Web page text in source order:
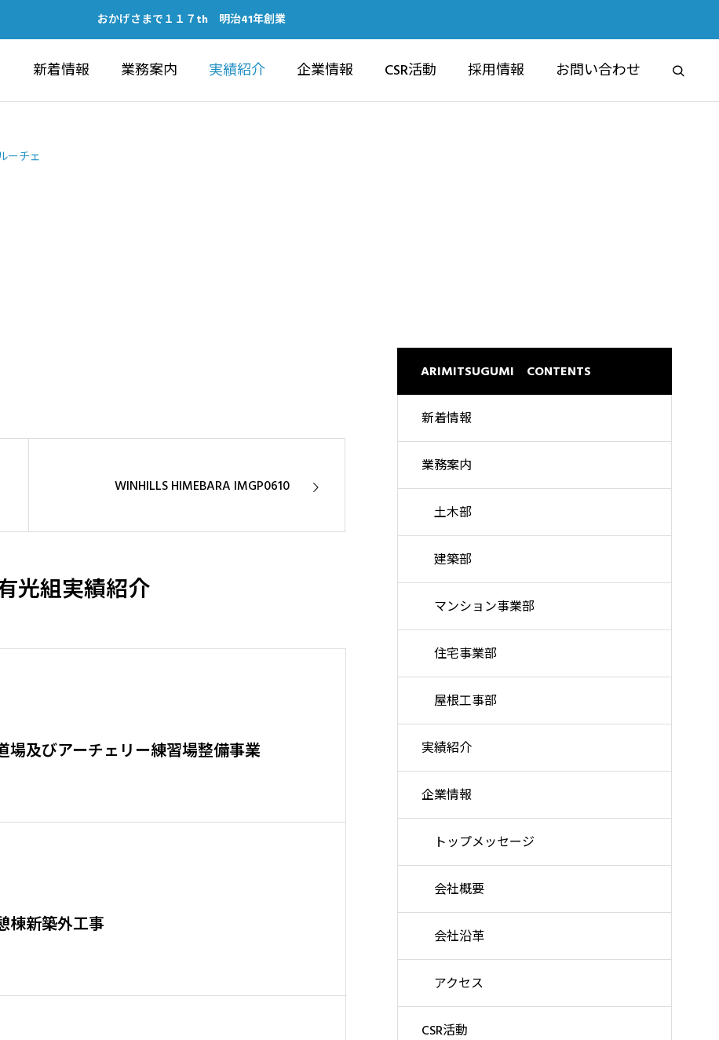
おかげさまで１１７th 明治41年創業
新着情報 業務案内 実績紹介 企業情報 CSR活動 採用情報 お問い合わせ
ーチェ
WINHILLS HIMEBARA IMGP0610
光組実績紹介
場及びアーチェリー練習場整備事業
棟新築外工事
ARIMITSUGUMI CONTENTS
新着情報
業務案内
土木部
建築部
マンション事業部
住宅事業部
屋根工事部
実績紹介
企業情報
トップメッセージ
会社概要
会社沿革
アクセス
CSR活動